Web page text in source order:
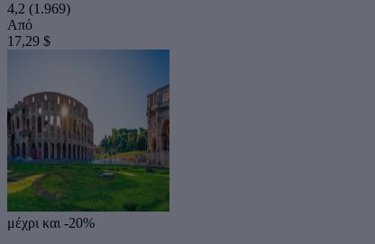
4,2 (1.969)
Από
17,29 $
μέχρι και -20%